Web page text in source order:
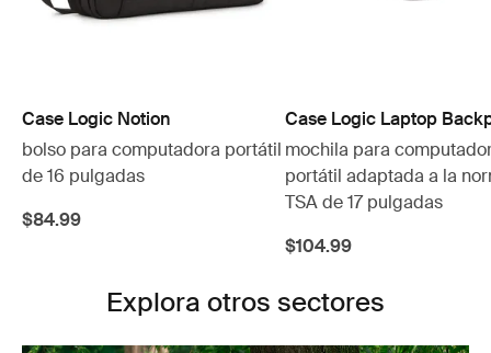
Case Logic Notion
bolso para computadora portátil
de 16 pulgadas
$84.99
Case Logic Laptop
mochila para
portátil adaptada a la
TSA de 17 pulgadas
$104.99
Explora otros sectores